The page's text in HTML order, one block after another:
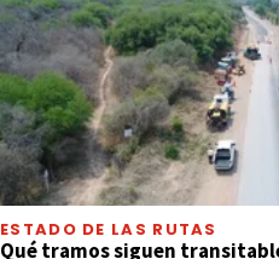
ESTADO DE LAS RUTAS
Qué tramos siguen